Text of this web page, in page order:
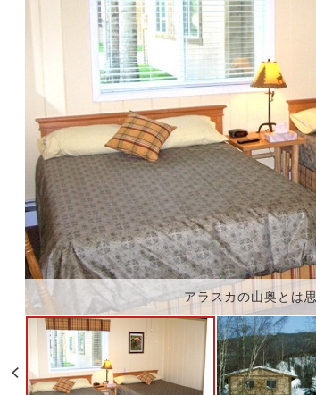
アラスカの山奥とは